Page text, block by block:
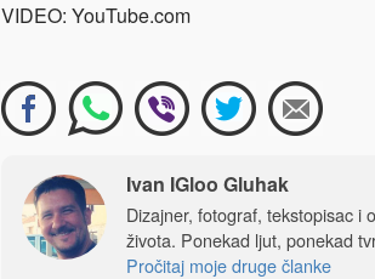
VIDEO: YouTube.com
Ivan IGloo Gluhak
Dizajner, fotograf, tekstopisac i
života. Ponekad ljut, ponekad
Pročitaj moje druge članke